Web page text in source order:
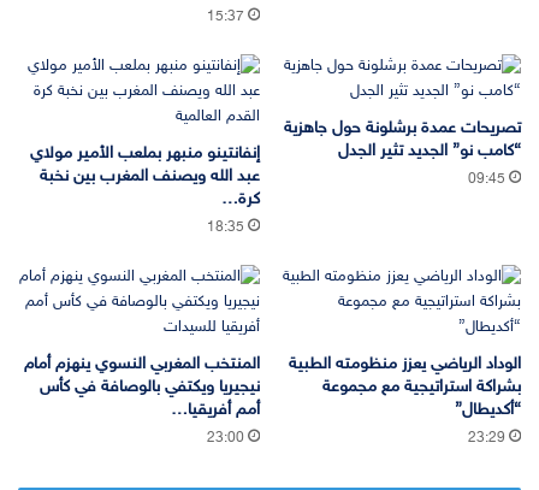
15:37
تصريحات عمدة برشلونة حول جاهزية
“كامب نو” الجديد تثير الجدل
09:45
إنفانتينو منبهر بملعب الأمير مولاي
عبد الله ويصنف المغرب بين نخبة
كرة…
18:35
الوداد الرياضي يعزز منظومته الطبية
بشراكة استراتيجية مع مجموعة
“أكديطال”
23:29
المنتخب المغربي النسوي ينهزم أمام
نيجيريا ويكتفي بالوصافة في كأس
أمم أفريقيا…
23:00